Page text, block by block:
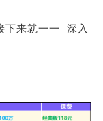
下来就一一
深入